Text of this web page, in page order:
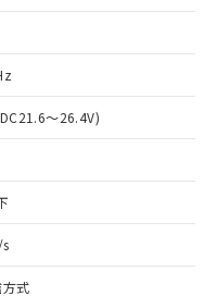
～26.4V)
式
（10物質）の
可能な商品で
10物質）の非含